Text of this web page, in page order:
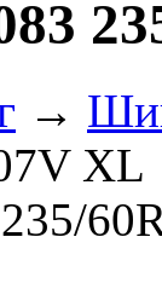
→
XL